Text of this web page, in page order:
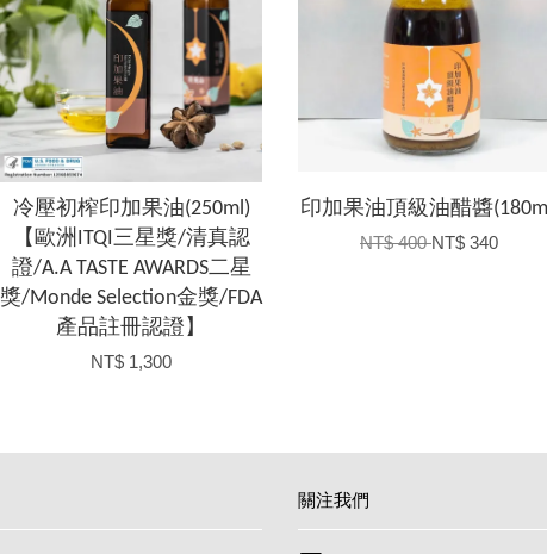
冷壓初榨印加果油(250ml)
【歐洲ITQI三星獎/清真認
證/A.A TASTE AWARDS二星
獎/Monde Selection金獎/FDA
產品註冊認證】
NT$ 1,300
印加果油頂級油醋醬
NT$ 400NT$ 340
關注我們